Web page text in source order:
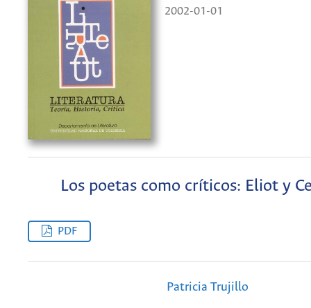
2002-01-01
Los poetas como críticos: Eliot y
PDF
Patricia Trujillo